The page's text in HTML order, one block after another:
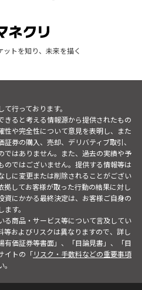
ットを知り、未来を描く
行っております。
きると考える情報源から提供されたもの
性や完全性について意見を表明し、また
券の購入、売却、デリバティブ取引、
ではありません。また、過去の実績や予
のではございません。提供する情報等は
しに変更または削除されることがござい
拠してお客様が取った行動の結果に対し
資にかかる最終決定は、お客様ご自身の
す。
る商品・サービス等について言及してい
等およびリスクは異なりますので、詳し
有価証券等書面」、「目論見書」、「目
イトの「リスク・手数料などの重要事項